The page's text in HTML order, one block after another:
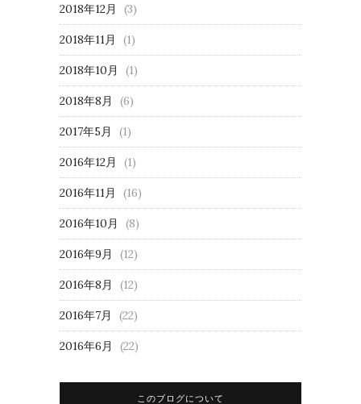
2018年12月 (3)
2018年11月 (1)
2018年10月 (1)
2018年8月 (6)
2017年5月 (1)
2016年12月 (1)
2016年11月 (16)
2016年10月 (8)
2016年9月 (12)
2016年8月 (12)
2016年7月 (22)
2016年6月 (22)
このブログについて